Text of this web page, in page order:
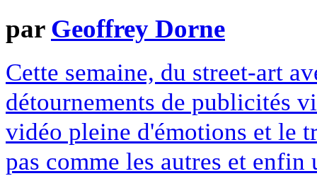
par Geoffrey Dorne
Cette semaine, du street-art
détournements de publicités
vidéo pleine d'émotions et le
pas comme les autres et enfin